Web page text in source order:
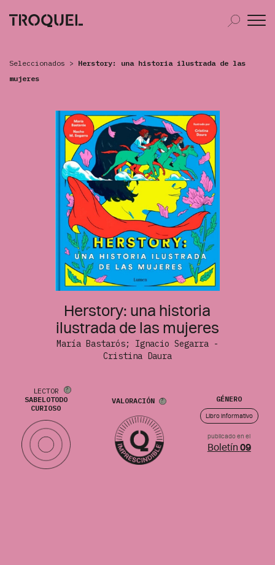
Seleccionados > Herstory: una historia ilustrada de las
mujeres
Herstory: una historia
ilustrada de las mujeres
María Bastarós; Ignacio Segarra -
Cristina Daura
LECTOR
SABELOTODO
CURIOSO
VALORACIÓN GÉNERO
Libro informativo
publicado en el
Boletín 09